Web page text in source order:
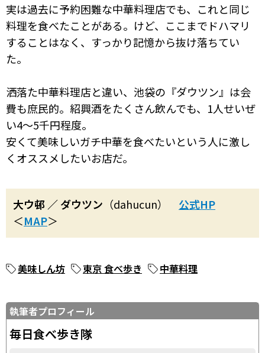
実は過去に予約困難な中華料理店でも、これと同じ
料理を食べたことがある。けど、ここまでドハマリ
することはなく、すっかり記憶から抜け落ちてい
た。
洒落た中華料理店と違い、池袋の『ダウツン』は会
費も庶民的。紹興酒をたくさん飲んでも、1人せいぜ
い4～5千円程度。
安くて美味しいガチ中華を食べたいという人に激し
くオススメしたいお店だ。
大ウ邨 ／ ダウツン （dahucun） 公式HP
＜MAP＞
美味しん坊 東京 食べ歩き 中華料理
執筆者プロフィール
毎日食べ歩き隊